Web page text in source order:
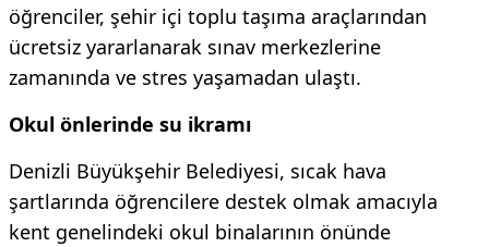
öğrenciler, şehir içi toplu taşıma araçlarından
ücretsiz yararlanarak sınav merkezlerine
zamanında ve stres yaşamadan ulaştı.
Okul önlerinde su ikramı
Denizli Büyükşehir Belediyesi, sıcak hava
şartlarında öğrencilere destek olmak amacıyla
kent genelindeki okul binalarının önünde